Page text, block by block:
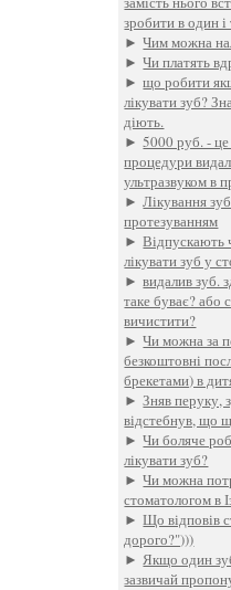
зробити в один
►Чим можна
►Чи платять
►що робити
лікувати зуб?
діють.
►5000 руб. -
процедури
ультразвуком в
►Лікування
протезуванням
►Відпускають
лікувати зуб у
►видалив зуб.
таке буває? або
вичистити?
►Чи можна за
безкоштовні
брекетами) в
►Зняв перуку,
відстебнув, що
►Чи боляче
лікувати зуб?
►Чи можна
стоматологом в
►Що відповів
дорого?")))
►Якщо один
зазвичай